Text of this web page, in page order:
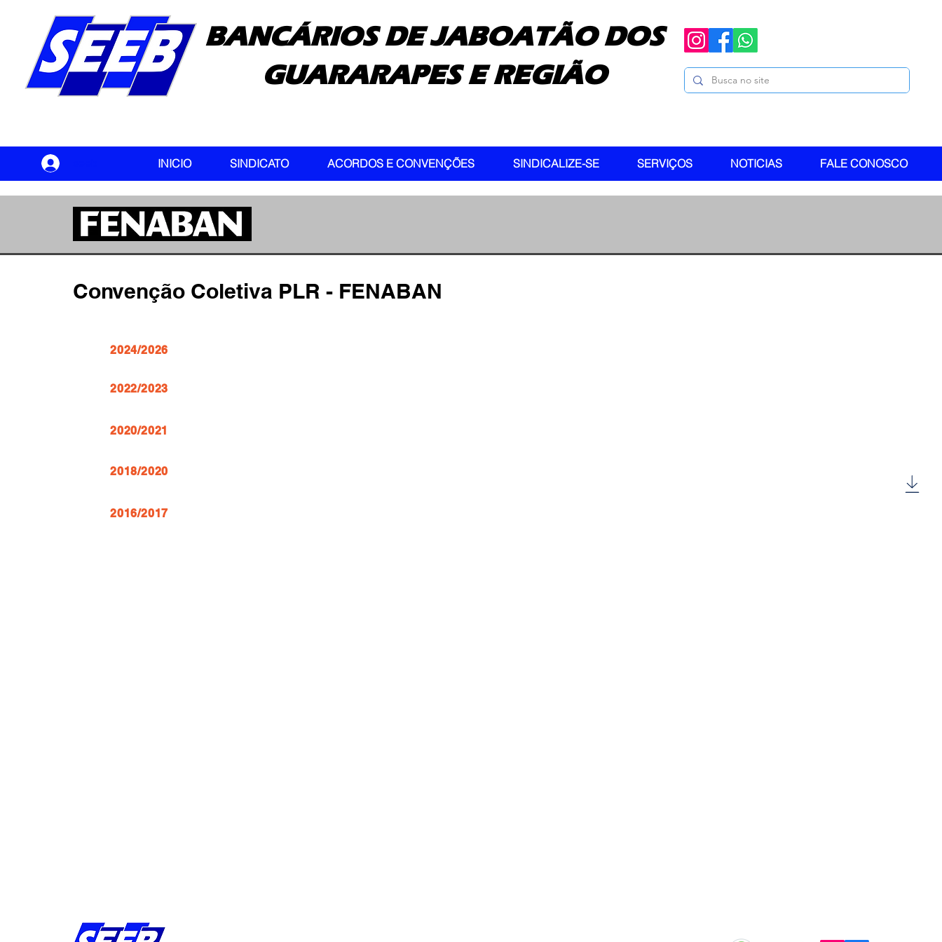
BANCÁRIOS DE JABOATÃO DOS
GUARARAPES E REGIÃO
INICIO SINDICATO ACORDOS E CONVENÇÕES SINDICALIZE-SE SERVIÇOS NOTICIAS FALE CONOSCO
Convenção Coletiva PLR - FENABAN
2024/2026
2022/2023
2020/2021
2018/2020
2016/2017